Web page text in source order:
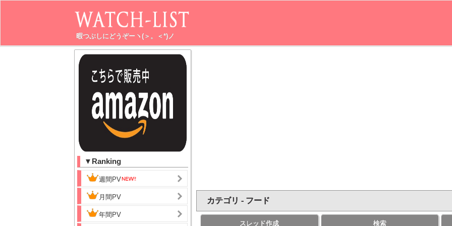
暇つぶしにどうぞーヽ(＞。＜*)ノ
▼Ranking
週間PV
月間PV
年間PV
カテゴリ - フード
スレッド作成 検索